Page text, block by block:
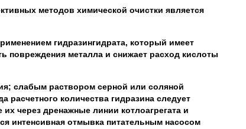
методов химической очистки является
гидразингидрата, который имеет
повреждения металла и снижает расход кислоты
слабым раствором серной или соляной
расчетного количества гидразина следует
через дренажные линии котлоагрегата и
интенсивная отмывка питательным насосом